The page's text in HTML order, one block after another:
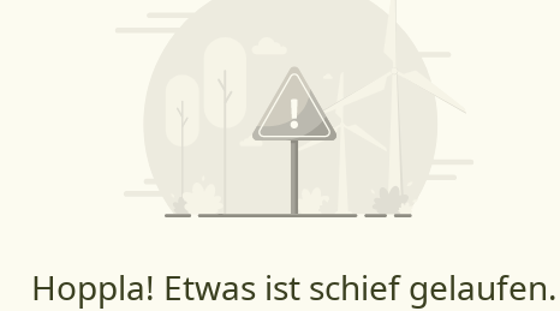
Hoppla! Etwas ist schief gelaufen.